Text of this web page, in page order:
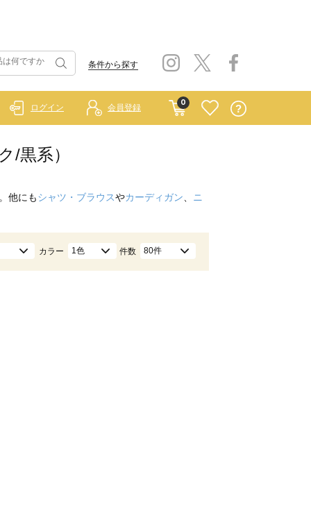
条件から探す
0
ログイン 会員登録
/黒系）
他にもシャツ・ブラウスやカーディガン
ニ
カラー 1色 件数 80件